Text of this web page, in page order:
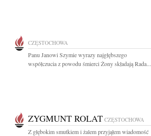
CZĘSTOCHOWA
Panu Janowi Szymie wyrazy najgłębszego
współczucia z powodu śmierci Żony składają Rada...
ZYGMUNT ROLAT CZĘSTOCHOWA
Z głębokim smutkiem i żalem przyjąłem wiadomość